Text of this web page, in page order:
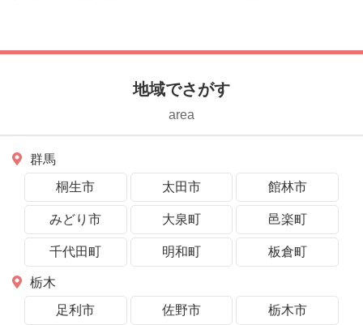
地域でさがす
area
群馬
桐生市
太田市 館林市
みどり市 大泉町 邑楽町
千代田町 明和町 板倉町
栃木
足利市
佐野市 栃木市